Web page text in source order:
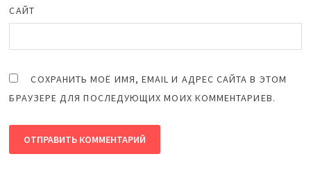
САЙТ
СОХРАНИТЬ МОЁ ИМЯ, EMAIL И АДРЕС САЙТА В ЭТОМ
БРАУЗЕРЕ ДЛЯ ПОСЛЕДУЮЩИХ МОИХ КОММЕНТАРИЕВ.